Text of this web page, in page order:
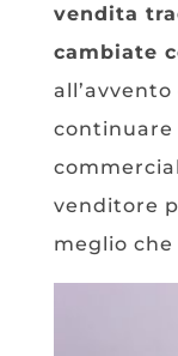
vendita
cambiate
continuare
venditore
meglio